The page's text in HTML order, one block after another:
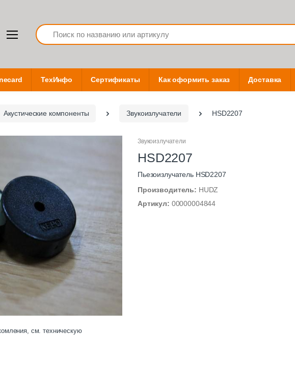
Search
ТехИнфо Сертификаты Как оформить заказ Доставка
Акустические компоненты Звукоизлучатели HSD2207
см. техническую
Звукоизлучатели
HSD2207
Пьезоизлучатель HSD2207
Производитель: HUDZ
Артикул: 00000004844